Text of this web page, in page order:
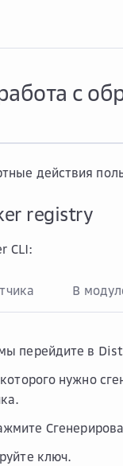
с
действия
registry
CLI:
В
перейдите в
нужно
.
ключ.